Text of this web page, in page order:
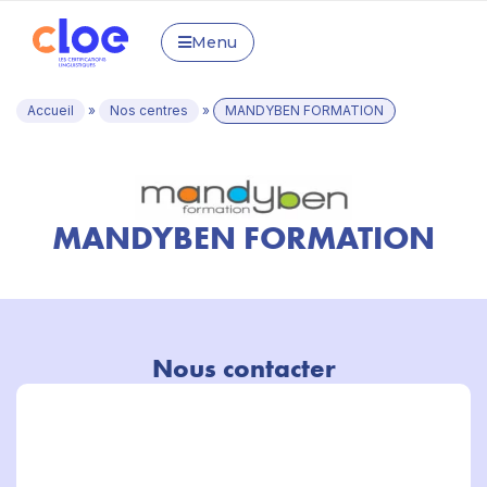
Menu
Accueil » Nos centres » MANDYBEN FORMATION
MANDYBEN FORMATION
Nous contacter